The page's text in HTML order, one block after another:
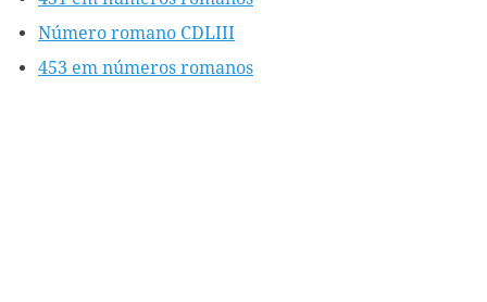
Número romano CDLIII
453 em números romanos